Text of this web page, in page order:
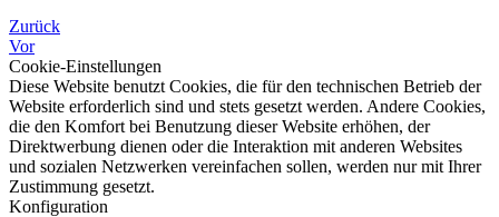
Zurück
Vor
Cookie-Einstellungen
Diese Website benutzt Cookies, die für den technischen Betrieb der
Website erforderlich sind und stets gesetzt werden. Andere Cookies,
die den Komfort bei Benutzung dieser Website erhöhen, der
Direktwerbung dienen oder die Interaktion mit anderen Websites
und sozialen Netzwerken vereinfachen sollen, werden nur mit Ihrer
Zustimmung gesetzt.
Konfiguration